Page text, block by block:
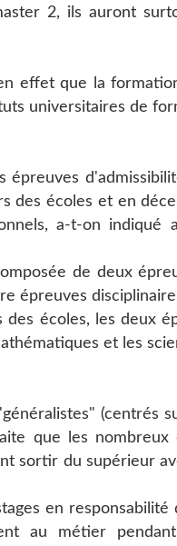
2, ils auront
effet que la
universitaires de
épreuves
des écoles et en
a-t-on
de deux
épreuves
des écoles, les deux
et les
(centrés
que les
sortir du supérieur
en
au métier